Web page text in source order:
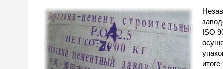
ISO